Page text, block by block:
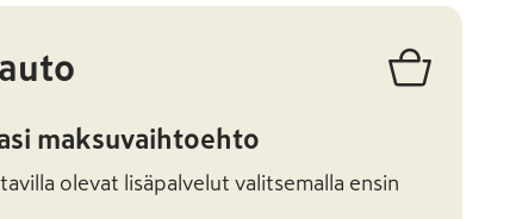
maksuvaihtoehto
olevat lisäpalvelut valitsemalla ensin